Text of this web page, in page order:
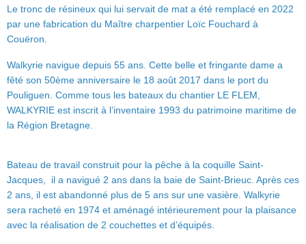
Le tronc de résineux qui lui servait de mat a été remplacé en 2022
par une fabrication du Maître charpentier Loïc Fouchard à
Couëron.
Walkyrie navigue depuis 55 ans. Cette belle et fringante dame a
fêté son 50ème anniversaire le 18 août 2017 dans le port du
Pouliguen. Comme tous les bateaux du chantier LE FLEM,
WALKYRIE est inscrit à l’inventaire 1993 du patrimoine maritime de
la Région Bretagne.
Bateau de travail construit pour la pêche à la coquille Saint-
Jacques, il a navigué 2 ans dans la baie de Saint-Brieuc. Après ces
2 ans, il est abandonné plus de 5 ans sur une vasière. Walkyrie
sera racheté en 1974 et aménagé intérieurement pour la plaisance
avec la réalisation de 2 couchettes et d’équipés.